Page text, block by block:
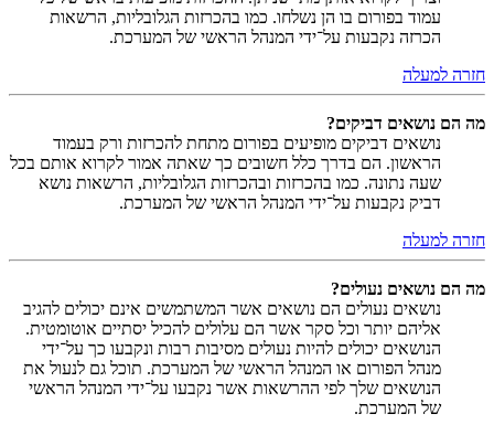
עמוד בפורום בו הן נשלחו. כמו בהכרזות הגלובליות, הרשאות
הכרזה נקבעות על־ידי המנהל הראשי של המערכת.
חזרה למעלה
מה הם נושאים דביקים?
נושאים דביקים מופיעים בפורום מתחת להכרזות ורק בעמוד
הראשון. הם בדרך כלל חשובים כך שאתה אמור לקרוא אותם בכל
שעה נתונה. כמו בהכרזות ובהכרזות הגלובליות, הרשאות נושא
דביק נקבעות על־ידי המנהל הראשי של המערכת.
חזרה למעלה
מה הם נושאים נעולים?
נושאים נעולים הם נושאים אשר המשתמשים אינם יכולים להגיב
אליהם יותר וכל סקר אשר הם עלולים להכיל יסתיים אוטומטית.
הנושאים יכולים להיות נעולים מסיבות רבות ונקבעו כך על־ידי
מנהל הפורום או המנהל הראשי של המערכת. תוכל גם לנעול את
הנושאים שלך לפי ההרשאות אשר נקבעו על־ידי המנהל הראשי
של המערכת.